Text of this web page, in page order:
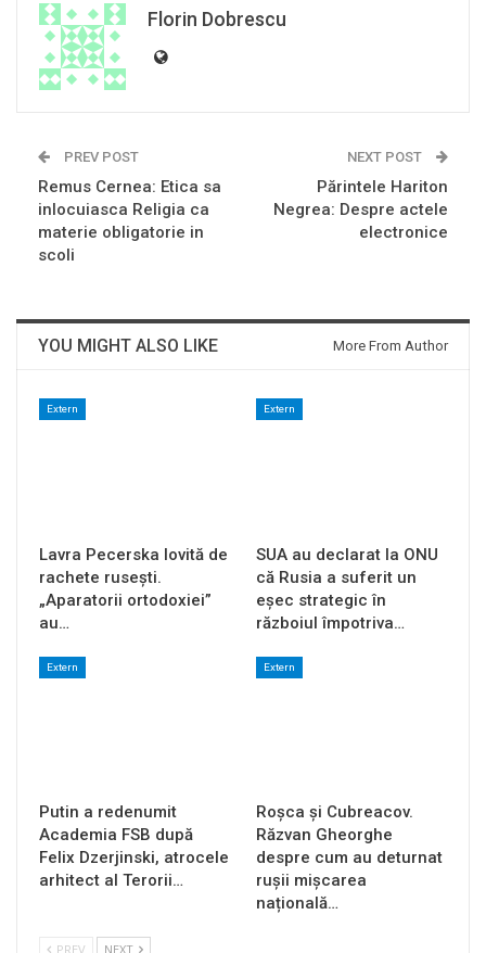
Florin Dobrescu
PREV POST
Remus Cernea: Etica sa
inlocuiasca Religia ca
materie obligatorie in
scoli
NEXT POST
Părintele Hariton
Negrea: Despre actele
electronice
YOU MIGHT ALSO LIKE More From Author
Extern
Lavra Pecerska lovită de
rachete rusești.
„Aparatorii ortodoxiei”
au…
Extern
SUA au declarat la ONU
că Rusia a suferit un
eșec strategic în
războiul împotriva…
Extern
Putin a redenumit
Academia FSB după
Felix Dzerjinski, atrocele
arhitect al Terorii…
Extern
Roșca și Cubreacov.
Răzvan Gheorghe
despre cum au deturnat
rușii mișcarea
națională…
PREV NEXT